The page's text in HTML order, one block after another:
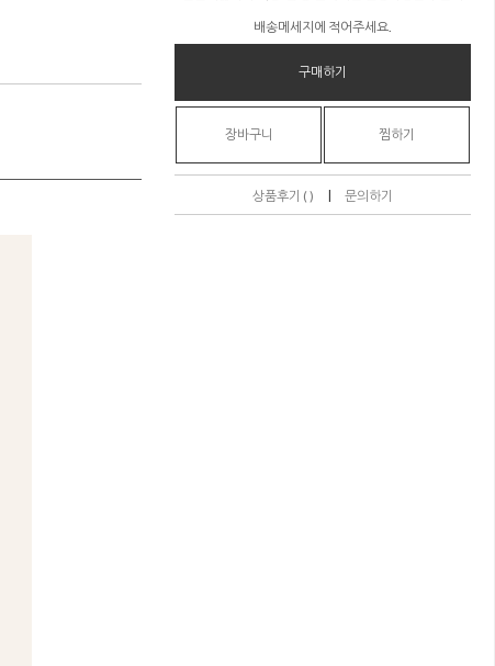
배송메세지에 적어주세요.
구매하기
장바구니 찜하기
상품후기 ( ) | 문의하기